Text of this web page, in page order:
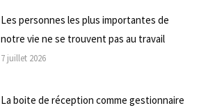
Les personnes les plus importantes de
notre vie ne se trouvent pas au travail
7 juillet 2026
La boite de réception comme gestionnaire